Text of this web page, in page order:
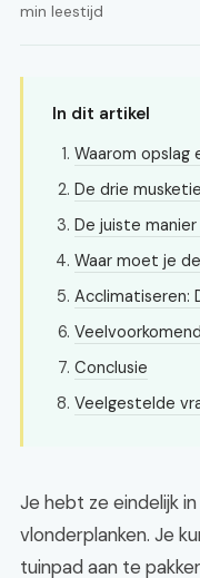
min leestijd
In dit artikel
Waarom opslag
De drie
De juiste
Waar moet je
Acclimatiseren:
Conclusie
Veelgestelde
Je hebt ze eindelijk
vlonderplanken. Je
tuinpad aan te